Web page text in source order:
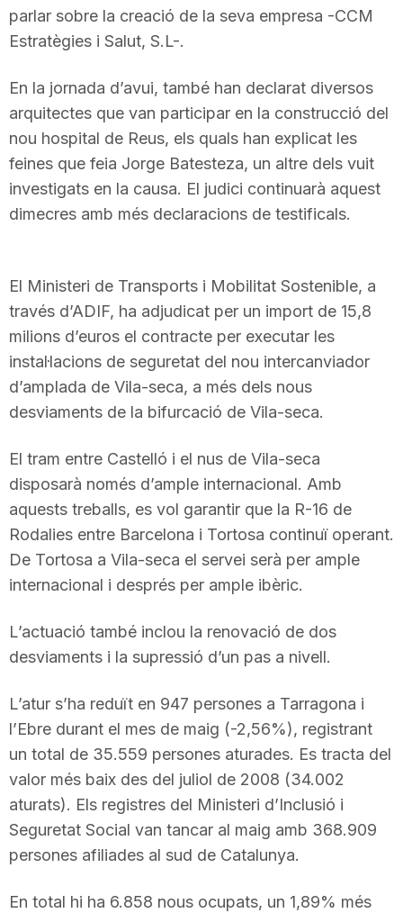
parlar sobre la creació de la seva empresa -CCM
Estratègies i Salut, S.L-.
En la jornada d’avui, també han declarat diversos
arquitectes que van participar en la construcció del
nou hospital de Reus, els quals han explicat les
feines que feia Jorge Batesteza, un altre dels vuit
investigats en la causa. El judici continuarà aquest
dimecres amb més declaracions de testificals.
El Ministeri de Transports i Mobilitat Sostenible, a
través d’ADIF, ha adjudicat per un import de 15,8
milions d’euros el contracte per executar les
instal·lacions de seguretat del nou intercanviador
d’amplada de Vila-seca, a més dels nous
desviaments de la bifurcació de Vila-seca.
El tram entre Castelló i el nus de Vila-seca
disposarà només d’ample internacional. Amb
aquests treballs, es vol garantir que la R-16 de
Rodalies entre Barcelona i Tortosa continuï operant.
De Tortosa a Vila-seca el servei serà per ample
internacional i després per ample ibèric.
L’actuació també inclou la renovació de dos
desviaments i la supressió d’un pas a nivell.
L’atur s’ha reduït en 947 persones a Tarragona i
l’Ebre durant el mes de maig (-2,56%), registrant
un total de 35.559 persones aturades. Es tracta del
valor més baix des del juliol de 2008 (34.002
aturats). Els registres del Ministeri d’Inclusió i
Seguretat Social van tancar al maig amb 368.909
persones afiliades al sud de Catalunya.
En total hi ha 6.858 nous ocupats, un 1,89% més